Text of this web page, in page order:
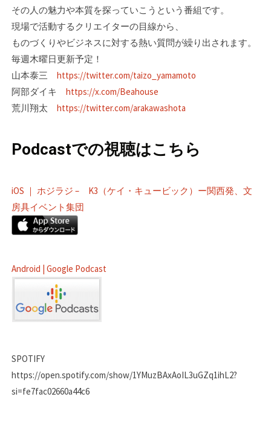
その人の魅力や本質を探っていこうという番組です。
現場で活動するクリエイターの目線­から、
ものづくりやビジネスに対する熱い質問が繰り出されます。
毎週木曜日更新予定！
山本泰三 https://twitter.com/taizo_yamamoto
阿部ダイキ https://x.com/Beahouse
荒川翔太 https://twitter.com/arakawashota
Podcastでの視聴はこちら
iOS ｜ ホジラジ – K3（ケイ・キュービック）ー関西発、文
房具イベント集団
Android | Google Podcast
SPOTIFY
https://open.spotify.com/show/1YMuzBAxAoIL3uGZq1ihL2?
si=fe7fac02660a44c6